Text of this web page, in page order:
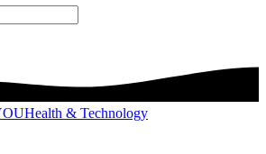
Health & Technology